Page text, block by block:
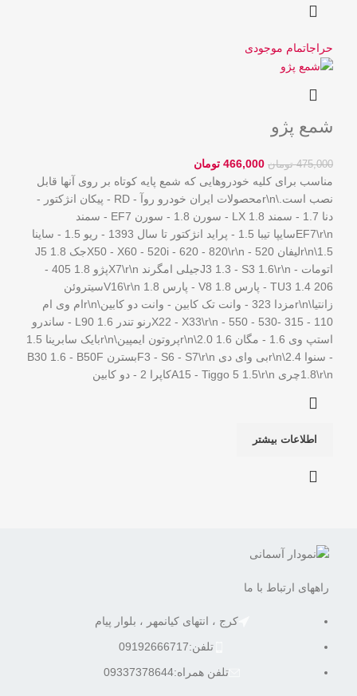
حراجاتمام موجودی
شمع پژو
475,000 تومان 466,000 تومان
مناسب برای کلیه خودروهایی که شمع پایه کوتاه بر روی آنها قابل
نصب است.\r\nمحصولات ایران خودرو روآ - RD - پیکان انژکتور -
دنا 1.7 - سمند LX 1.8 - سورن 1.8 - سورن EF7 - سمند
EF7\r\nسایپا تیبا 1.5 - پراید انژکتور تا سال 1393 - ریو 1.5 - ساینا
1.5\r\nلیفان 520 - X50 - X60 - 520i - 620 - 820\r\nجک J5 1.8
اتومات - J3 1.3 - S3 1.6\r\nجیلی امگرند X7\r\nپژو 1.8 405 -
206 TU3 1.4 - پارس V8 1.8 - پارس 1.8 V16\r\nسیتروئن
زانتیا\r\nمزدا 323 - وانت تک کابین - وانت دو کابین\r\nام وی ام
110 - 315 -530 - 550 - X22 - X33\r\nرنو تندر L90 1.6 - ساندرو
استپ وی 1.6 - مگان 1.6 2.0\r\nپروتون ایمپین\r\nبایک سابرینا 1.5
- سنوا 2.4\r\nبی وای دی F3 - S6 - S7\r\nبسترن B30 1.6 - B50F
1.8\r\nچری A15 - Tiggo 5 1.5\r\nکاپرا 2 - دو کابین
اطلاعات بیشتر
راههای ارتباط با ما
کرج ، انتهای کیانمهر ، بلوار پیام
تلفن:09192666717
تلفن همراه:09337378644